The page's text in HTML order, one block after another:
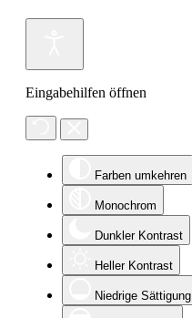
Eingabehilfen öffnen
Farben umkehren
Monochrom
Dunkler Kontrast
Heller Kontrast
Niedrige Sättigung